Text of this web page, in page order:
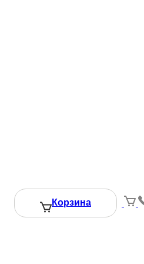
Корзина
данных.